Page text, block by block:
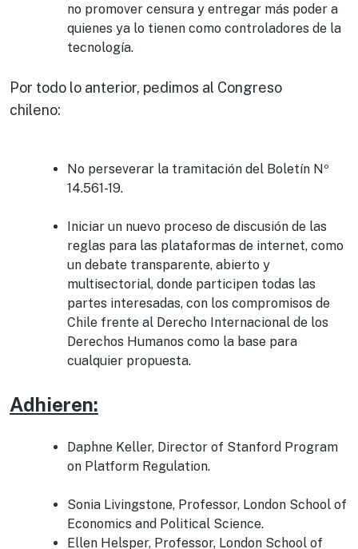
no promover censura y entregar más poder a
quienes ya lo tienen como controladores de la
tecnología.
Por todo lo anterior, pedimos al Congreso
chileno:
No perseverar la tramitación del Boletín Nº
14.561-19.
Iniciar un nuevo proceso de discusión de las
reglas para las plataformas de internet, como
un debate transparente, abierto y
multisectorial, donde participen todas las
partes interesadas, con los compromisos de
Chile frente al Derecho Internacional de los
Derechos Humanos como la base para
cualquier propuesta.
Adhieren:
Daphne Keller, Director of Stanford Program
on Platform Regulation.
Sonia Livingstone, Professor, London School of
Economics and Political Science.
Ellen Helsper, Professor, London School of